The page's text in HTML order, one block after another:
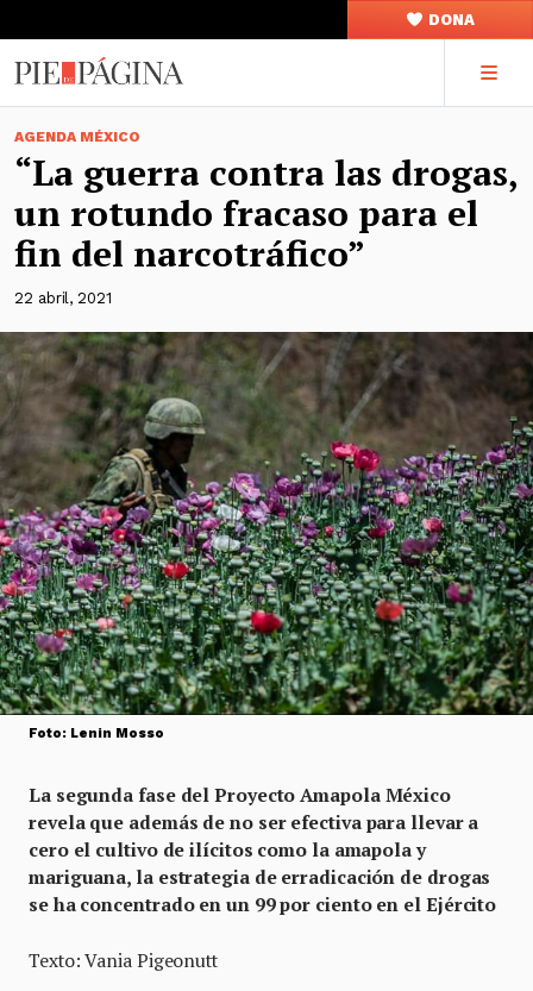
DONA
AGENDA MÉXICO
“La guerra contra las drogas,
un rotundo fracaso para el
fin del narcotráfico”
22 abril, 2021
Foto: Lenin Mosso
La segunda fase del Proyecto Amapola México
revela que además de no ser efectiva para llevar a
cero el cultivo de ilícitos como la amapola y
mariguana, la estrategia de erradicación de drogas
se ha concentrado en un 99 por ciento en el Ejército
Texto: Vania Pigeonutt